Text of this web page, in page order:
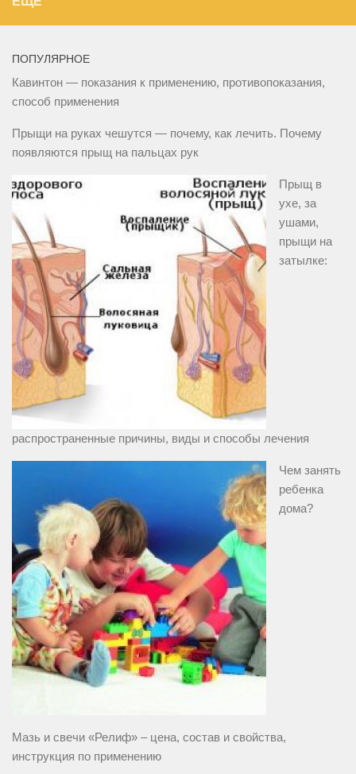
ПОПУЛЯРНОЕ
Кавинтон — показания к применению, противопоказания,
способ применения
Прыщи на руках чешутся — почему, как лечить. Почему
появляются прыщ на пальцах рук
Прыщ в
ухе, за
ушами,
прыщи на
затылке:
распространенные причины, виды и способы лечения
Чем занять
ребенка
дома?
Мазь и свечи «Релиф» – цена, состав и свойства,
инструкция по применению